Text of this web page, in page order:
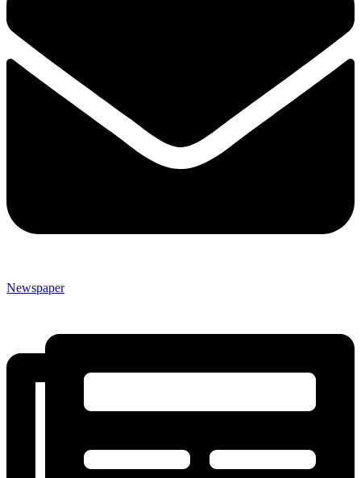
Newspaper